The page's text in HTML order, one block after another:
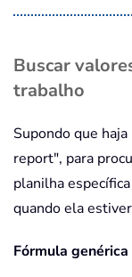
Buscar
trabalho
Supondo que
report", para
planilha
quando ela
Fórmula genérica